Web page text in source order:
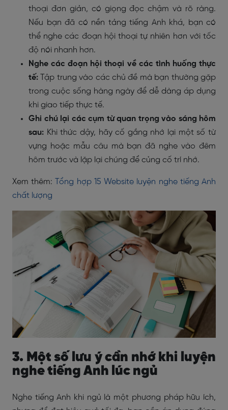
thoại đơn giản, có giọng đọc chậm và rõ ràng.
Nếu bạn đã có nền tảng tiếng Anh khá, bạn có
thể nghe các đoạn hội thoại tự nhiên hơn với tốc
độ nói nhanh hơn.
Nghe các đoạn hội thoại về các tình huống thực
tế:
Tập trung vào các chủ đề mà bạn thường gặp
trong cuộc sống hàng ngày để dễ dàng áp dụng
khi giao tiếp thực tế.
Ghi chú lại các cụm từ quan trọng vào sáng hôm
sau: Khi thức dậy, hãy cố gắng nhớ lại một số từ
vựng hoặc mẫu câu mà bạn đã nghe vào đêm
hôm trước và lặp lại chúng để củng cố trí nhớ.
Xem thêm:
Tổng hợp 15 Website luyện nghe tiếng Anh
chất lượng
3. Một số lưu ý cần nhớ khi luyện
nghe tiếng Anh lúc ngủ
Nghe tiếng Anh khi ngủ là một phương pháp hữu ích,